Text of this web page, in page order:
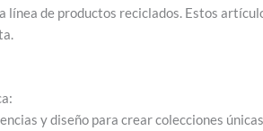
de productos reciclados. Estos
y diseño para crear colecciones